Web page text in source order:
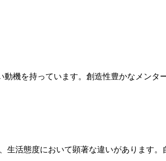
機を持っています。創造性豊かなメンタ
活態度において顕著な違いがあります。